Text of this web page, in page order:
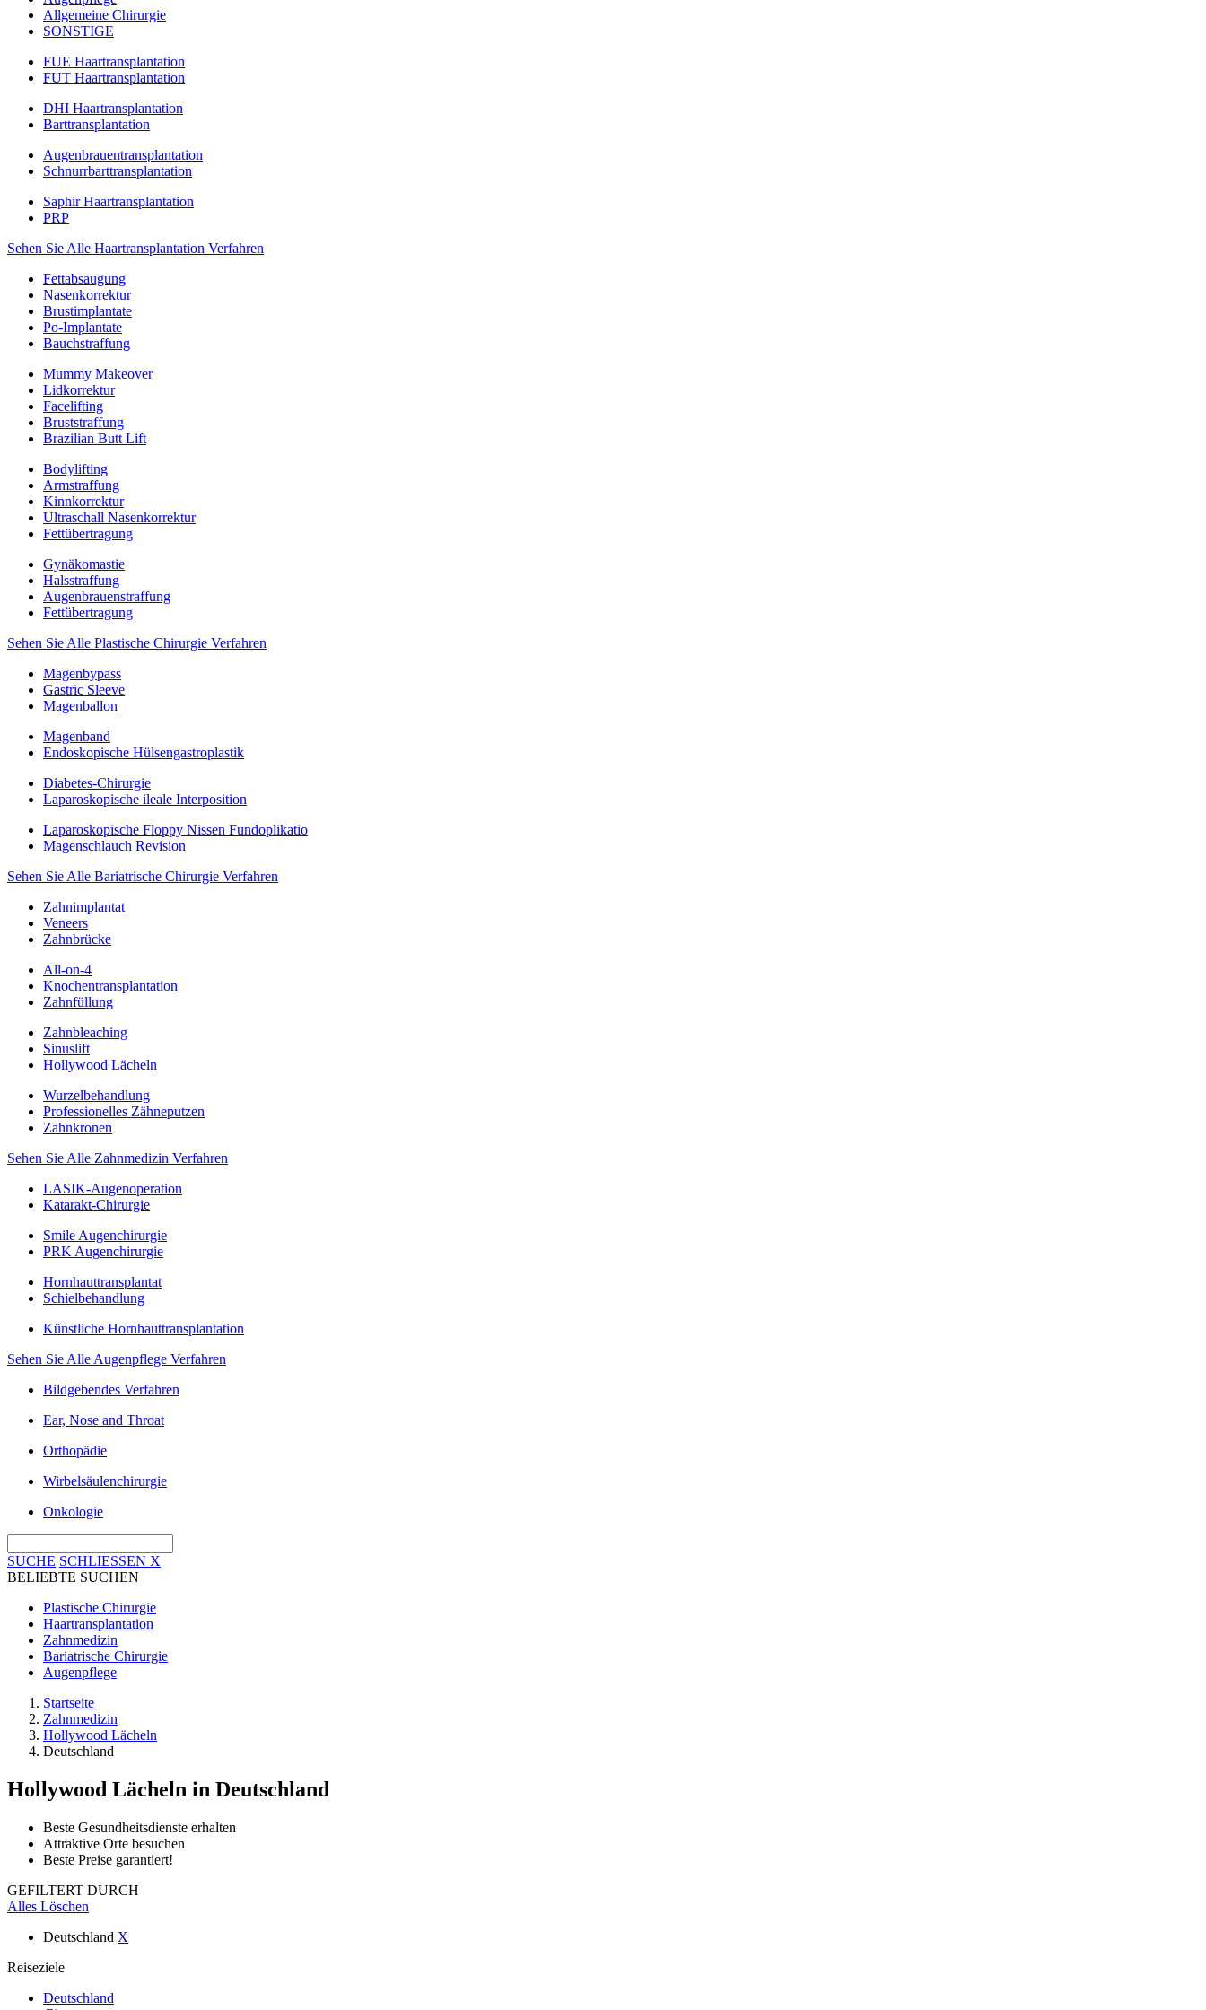
Allgemeine Chirurgie
SONSTIGE
FUE Haartransplantation
FUT Haartransplantation
DHI Haartransplantation
Barttransplantation
Augenbrauentransplantation
Schnurrbarttransplantation
Saphir Haartransplantation
PRP
Sehen Sie Alle Haartransplantation Verfahren
Fettabsaugung
Nasenkorrektur
Brustimplantate
Po-Implantate
Bauchstraffung
Mummy Makeover
Lidkorrektur
Facelifting
Bruststraffung
Brazilian Butt Lift
Bodylifting
Armstraffung
Kinnkorrektur
Ultraschall Nasenkorrektur
Fettübertragung
Gynäkomastie
Halsstraffung
Augenbrauenstraffung
Fettübertragung
Sehen Sie Alle Plastische Chirurgie Verfahren
Magenbypass
Gastric Sleeve
Magenballon
Magenband
Endoskopische Hülsengastroplastik
Diabetes-Chirurgie
Laparoskopische ileale Interposition
Laparoskopische Floppy Nissen Fundoplikatio
Magenschlauch Revision
Sehen Sie Alle Bariatrische Chirurgie Verfahren
Zahnimplantat
Veneers
Zahnbrücke
All-on-4
Knochentransplantation
Zahnfüllung
Zahnbleaching
Sinuslift
Hollywood Lächeln
Wurzelbehandlung
Professionelles Zähneputzen
Zahnkronen
Sehen Sie Alle Zahnmedizin Verfahren
LASIK-Augenoperation
Katarakt-Chirurgie
Smile Augenchirurgie
PRK Augenchirurgie
Hornhauttransplantat
Schielbehandlung
Künstliche Hornhauttransplantation
Sehen Sie Alle Augenpflege Verfahren
Bildgebendes Verfahren
Ear, Nose and Throat
Orthopädie
Wirbelsäulenchirurgie
Onkologie
SUCHE SCHLIESSEN X
BELIEBTE SUCHEN
Plastische Chirurgie
Haartransplantation
Zahnmedizin
Bariatrische Chirurgie
Augenpflege
Startseite
Zahnmedizin
Hollywood Lächeln
Deutschland
Hollywood Lächeln in Deutschland
Beste Gesundheitsdienste erhalten
Attraktive Orte besuchen
Beste Preise garantiert!
GEFILTERT DURCH
Alles Löschen
Deutschland X
Reiseziele
Deutschland